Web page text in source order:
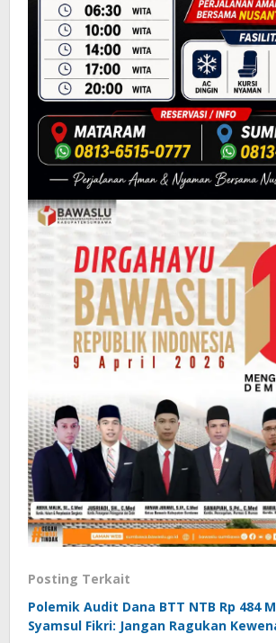
Posting Terkait
Polemik Audit Dana BTT NTB Rp 484
Syamsul Fikri: Jangan Ragukan